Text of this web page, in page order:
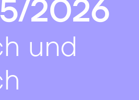
2026
und